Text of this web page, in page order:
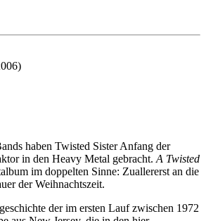
haben Twisted Sister Anfang der
in den Heavy Metal gebracht. A Twisted
im doppelten Sinne: Zuallererst an die
der Weihnachtszeit.
der im ersten Lauf zwischen 1972